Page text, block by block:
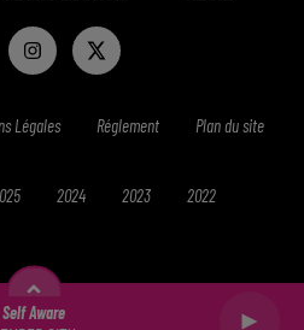
Self Aware
Légales Réglement Plan du site
2024 2023 2022